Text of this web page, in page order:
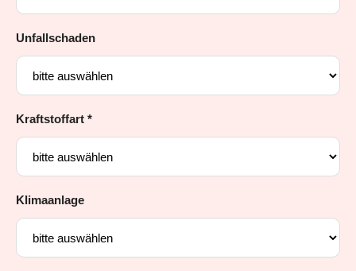
Unfallschaden
Kraftstoffart *
Klimaanlage